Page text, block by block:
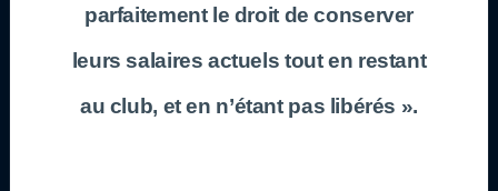
parfaitement le droit de conserver
leurs salaires actuels tout en restant
au club, et en n’étant pas libérés ».